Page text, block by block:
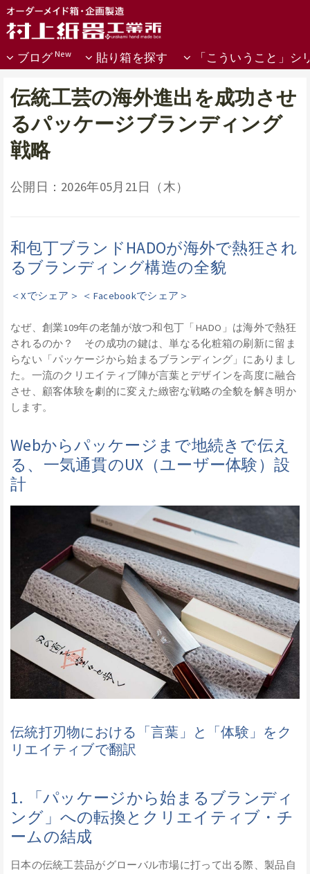
貼り箱を探す 「こういうこと」シ
ブログ
伝統工芸の海外進出を成功させ
るパッケージブランディング
戦略
公開日：2026年05月21日（木）
和包丁ブランドHADOが海外で熱狂され
るブランディング構造の全貌
＜Xでシェア＞ ＜Facebookでシェア＞
なぜ、創業109年の老舗が放つ和包丁「HADO」は海外で熱狂
されるのか？ その成功の鍵は、単なる化粧箱の刷新に留ま
らない「パッケージから始まるブランディング」にありまし
た。一流のクリエイティブ陣が言葉とデザインを高度に融合
させ、顧客体験を劇的に変えた緻密な戦略の全貌を解き明か
します。
Webからパッケージまで地続きで伝え
る、一気通貫のUX（ユーザー体験）設
計
伝統打刃物における「言葉」と「体験」をク
リエイティブで翻訳
1. 「パッケージから始まるブランディ
ング」への転換とクリエイティブ・チ
ームの結成
日本の伝統工芸品がグローバル市場に打って出る際、製品自